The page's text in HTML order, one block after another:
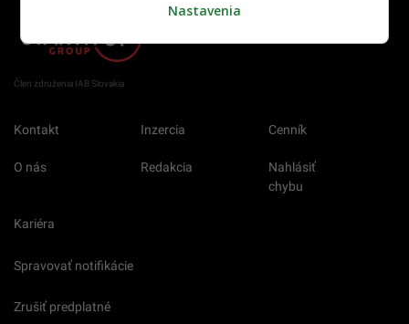
Člen združenia IAB Slovakia
Kontakt Inzercia Cenník
O nás Redakcia
Nahlásiť
chybu
Kariéra
Spravovať notifikácie
Zrušiť predplatné
Nastavenia